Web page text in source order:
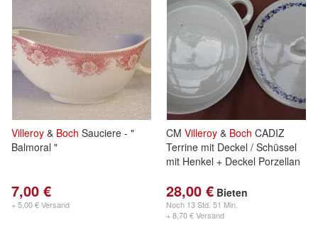
Villeroy & Boch Sauciere - "
Balmoral "
7,00 €
+ 5,00 € Versand
CM Villeroy & Boch CADIZ
Terrine mit Deckel / Schüssel
mit Henkel + Deckel Porzellan
28,00 € Bieten
Noch 13 Std. 51 Min.
+ 8,70 € Versand